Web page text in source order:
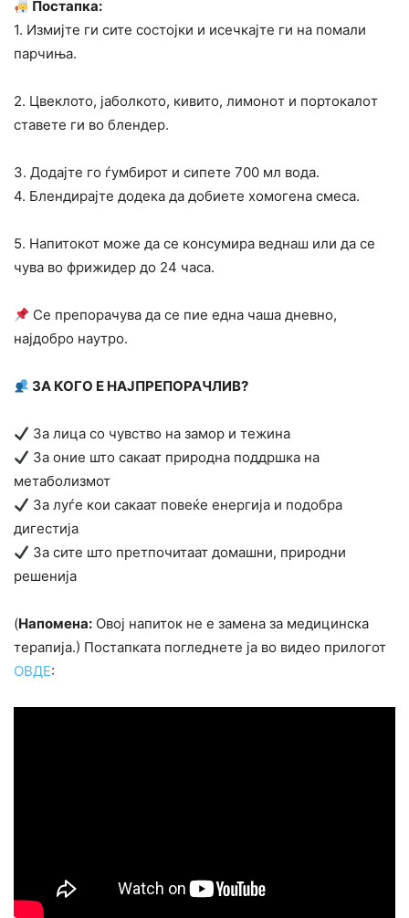
Постапка:
1. Измијте ги сите состојки и исечкајте ги на помали
парчиња.
2. Цвеклото, јаболкото, кивито, лимонoт и портокалoт
ставете ги во блендер.
3. Додајте го ѓумбирот и сипете 700 мл вода.
4. Блендирајте додека да добиете хомогена смеса.
5. Напитокот може да се консумира веднаш или да се
чува во фрижидер до 24 часа.
Се препорачува да се пие една чаша дневно,
најдобро наутро.
ЗА КОГО Е НАЈПРЕПОРАЧЛИВ?
За лица со чувство на замор и тежина
За оние што сакаат природна поддршка на
метаболизмот
За луѓе кои сакаат повеќе енергија и подобра
дигестија
За сите што претпочитаат домашни, природни
решенија
(Напомена: Овој напиток не е замена за медицинска
терапија.) Постапката погледнете ја во видео прилогот
ОВДЕ: